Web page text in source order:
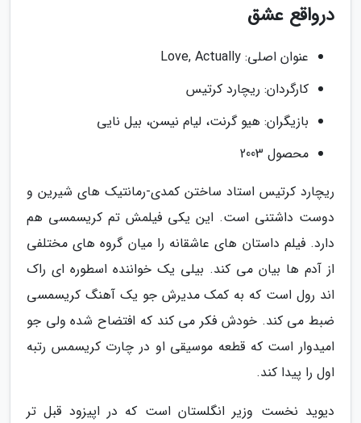
درواقع عشق
عنوان اصلی: Love, Actually
کارگردان: ریچارد کرتیس
بازیگران: هیو گرنت، لیام نیسن، بیل نایی
محصول 2003
ریچارد کرتیس استاد ساختن کمدی-رمانتیک های شیرین و
دوست داشتنی است. این یکی فیلمش تم کریسمسی هم
دارد. فیلم داستان های عاشقانه را میان گروه های مختلفی
از آدم ها بیان می کند. بیلی یک خواننده اسطوره ای راک
اند رول است که به کمک مدیرش جو یک آهنگ کریسمسی
ضبط می کند. خودش فکر می کند که افتضاح شده ولی جو
امیدوار است که قطعه موسیقی او در چارت کریسمس رتبه
اول را پیدا کند.
دیوید نخست وزیر انگلستان است که در اپیزود قبل تر